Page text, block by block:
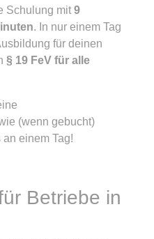
Schulung mit 9
. In nur einem Tag
für deinen
§ 19 FeV für alle
(wenn gebucht)
einem Tag!
Betriebe in